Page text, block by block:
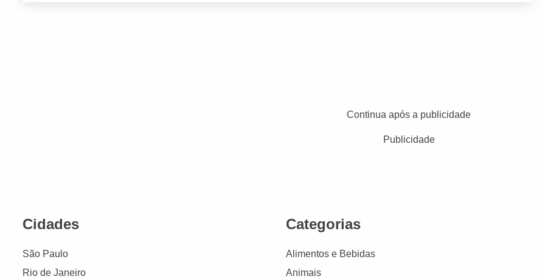
Continua após a publicidade
Publicidade
Cidades
São Paulo
Rio de Janeiro
Categorias
Alimentos e Bebidas
Animais